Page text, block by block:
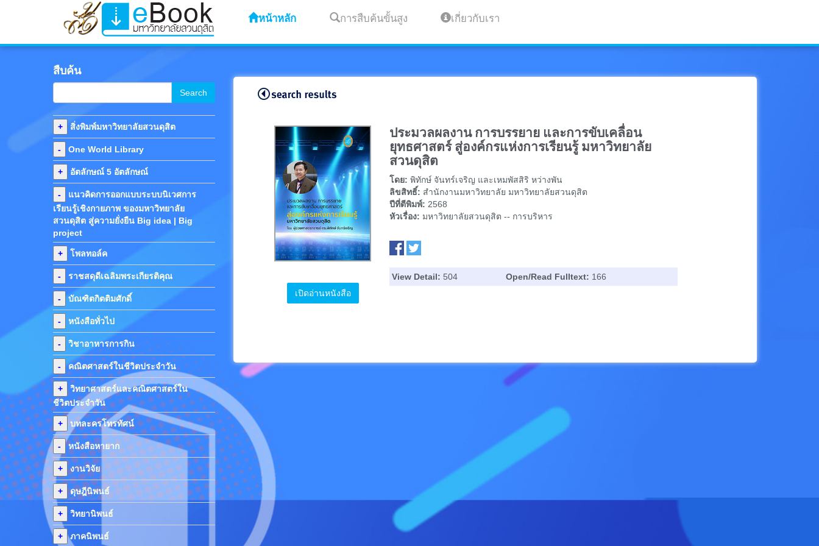
หน้าหลัก การสืบค้นขั้นสูง เกี่ยวกับเรา
สืบค้น
Search
+ สิ่งพิมพ์มหาวิทยาลัยสวนดุสิต
- One World Library
+ อัตลักษณ์ 5 อัตลักษณ์
-
แนวคิดการออกแบบระบบนิเวศการ
เรียนรู้เชิงกายภาพ ของมหาวิทยาลัย
สวนดุสิต สู่ความยั่งยืน Big idea | Big
project
+ โพลทอล์ค
- ราชสดุดีเฉลิมพระเกียรติคุณ
- บัณฑิตกิตติมศักดิ์
- หนังสือทั่วไป
- วิชาอาหารการกิน
- คณิตศาสตร์ในชีวิตประจำวัน
+
วิทยาศาสตร์และคณิตศาสตร์ใน
ชีวิตประจำวัน
+ บทละครโทรทัศน์
- หนังสือหายาก
+ งานวิจัย
+ ดุษฎีนิพนธ์
+ วิทยานิพนธ์
+ ภาคนิพนธ์
เปิดอ่านหนังสือ
ประมวลผลงาน การบรรยาย และการขับเคลื่อน
ยุทธศาสตร์ สู่องค์กรแห่งการเรียนรู้ มหาวิทยาลัย
สวนดุสิต
โดย: พิทักษ์ จันทร์เจริญ และเหมพัสสิริ หว่างพัน
ลิขสิทธิ์: สำนักงานมหาวิทยาลัย มหาวิทยาลัยสวนดุสิต
ปีที่ตีพิมพ์: 2568
หัวเรื่อง: มหาวิทยาลัยสวนดุสิต -- การบริหาร
View Detail: 504 Open/Read Fulltext: 166